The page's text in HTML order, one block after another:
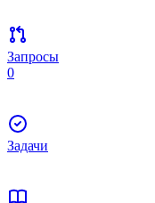
Запросы
0
Задачи